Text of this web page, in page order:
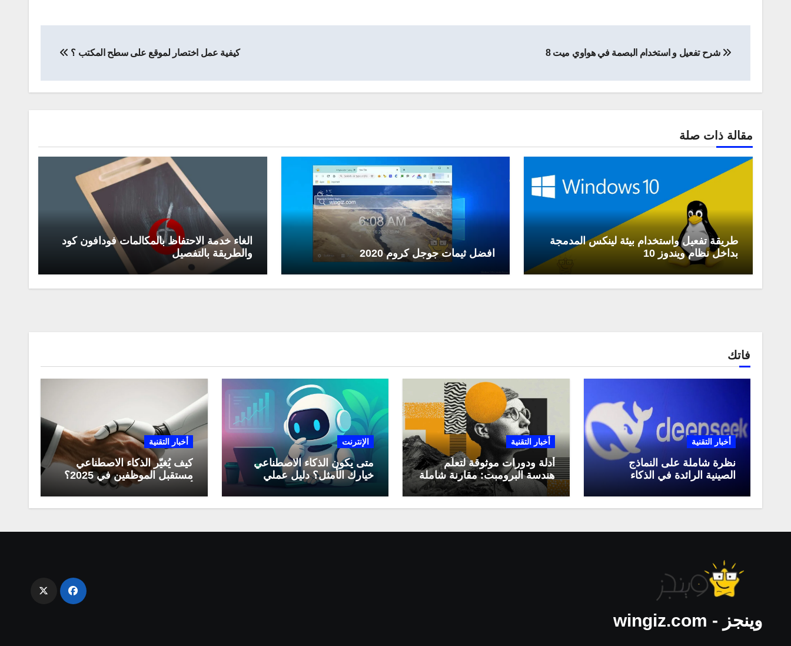
المقالات
شرح تفعيل و استخدام البصمة في هواوي ميت 8 كيفية عمل اختصار لموقع على سطح المكتب ؟
مقالة ذات صلة
طريقة تفعيل واستخدام بيئة لينكس المدمجة
بداخل نظام ويندوز 10
افضل ثيمات جوجل كروم 2020
الغاء خدمة الاحتفاظ بالمكالمات فودافون كود
والطريقة بالتفصيل
فاتك
أخبار التقنية
نظرة شاملة على النماذج
الصينية الرائدة في الذكاء
وكيف تستفيد منها في عام
2025
أخبار التقنية
أدلة ودورات موثوقة لتعلّم
هندسة البرومبت: مقارنة شاملة
لعام 2025
الإنترنت
متى يكون الذكاء الاصطناعي
خيارك الأمثل؟ دليل عملي
لاستخدامه في العمل اليومي
أخبار التقنية
كيف يُغيّر الذكاء الاصطناعي
مستقبل الموظفين في 2025؟
أبرز التحولات المهنية
وينجز - wingiz.com